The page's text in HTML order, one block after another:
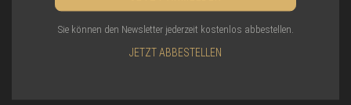
Sie können den Newsletter jederzeit kostenlos abbestellen.
JETZT ABBESTELLEN